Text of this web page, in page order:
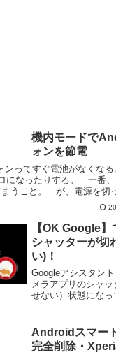
機内モードで
ォンを節電
ンってすぐ電池がなくな
になったりする。 一番
まうこと。 が、電源を切
ても時間がかかる。 そん
【OK Google
シャッターが切
い)！
Googleアシスタン
メラアプリのシャ
せない）状態にな
アプリは起動する
して」といえば「
す」と答えるのだ
い。何事？
Androidスマー
完全削除・